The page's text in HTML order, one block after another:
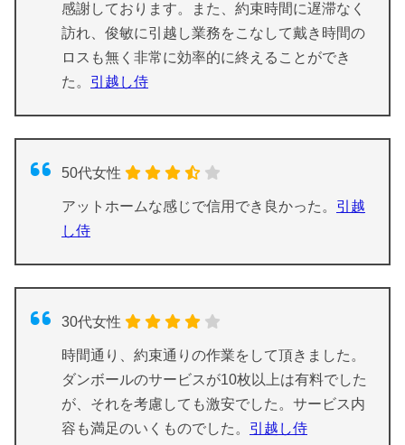
感謝しております。また、約束時間に遅滞なく
訪れ、俊敏に引越し業務をこなして戴き時間の
ロスも無く非常に効率的に終えることができ
た。 引越し侍
50代女性
アットホームな感じで信用でき良かった。 引越
し侍
30代女性
時間通り、約束通りの作業をして頂きました。
ダンボールのサービスが10枚以上は有料でした
が、それを考慮しても激安でした。サービス内
容も満足のいくものでした。 引越し侍